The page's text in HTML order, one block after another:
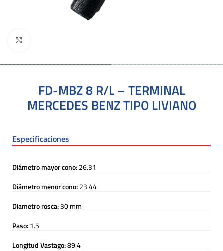
FD-MBZ 8 R/L – TERMINAL
MERCEDES BENZ TIPO LIVIANO
Especificaciones
Diámetro mayor cono:26.31
Diámetro menor cono:23.44
Diametro rosca:30 mm
Paso:1.5
Longitud Vastago:89.4